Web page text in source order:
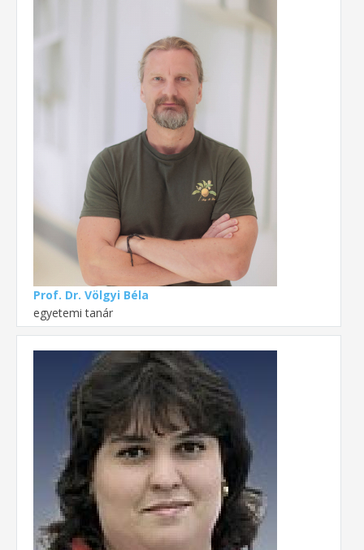
Prof. Dr. Völgyi Béla
egyetemi tanár